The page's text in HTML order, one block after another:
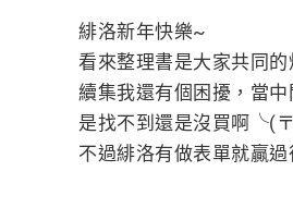
緋洛新年快樂~
看來整理書是大家共同的
續集我還有個困擾，當
是找不到還是沒買啊╰(
不過緋洛有做表單就贏過